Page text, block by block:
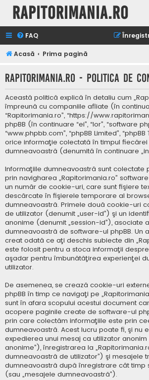
Rapitorimania.ro
FAQ
Acasă Prima pagină
Rapitorimania.ro - Politica de
Această politică explică în detaliu cum
împreună cu companiile afliate (în
“Rapitorimania.ro”, “https://
phpBB (în continuare “ei”, “lor”, “software
“www.phpbb.com”, “phpBB Limited”,
orice informaţie colectată în timpul fiecărei
dumneavoastră (denumită în continuare
Informaţiile dumneavoastră sunt colectate
prin navigharea „Rapitorimania.ro”
un număr de cookie-uri, care sunt fişiere
descărcate în fişierele temporare al
dumneavoastră. Primele două cookie-uri
de utilizator (denumit „user-id”) şi un
anonime (denumit „session-id”), asociate
dumneavoastră de software-ul phpBB. Un
creat odată ce aţi deschis subiecte din
este folosit pentru a stoca informaţii
aşadar pentru îmbunătăţirea experienţei
utilizator.
De asemenea, se crează cookie-uri
phpBB în timp ce navigaţi pe
sunt în afara scopului acestui document
acopere paginile create de software-ul
prin care colectăm informaţiile este prin
dumneavoastră. Acest lucru poate fi, şi nu
expedierea unui mesaj ca utilizator
anonime”), înregistrarea la
dumneavoastră de utilizator”) şi mesajele
dumneavoastră după înregistrare cât timp
(sau „mesajele dumneavoastră”).